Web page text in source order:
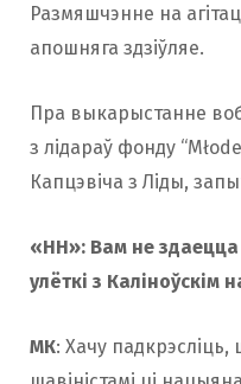
Размяшчэнне на
апошняга здзіўляе.
Пра выкарыстанне
з лідараў фонду
Капцэвіча з Ліды,
«НН»: Вам не
улёткі з Каліноўскім
МК: Хачу падкрэсліць,